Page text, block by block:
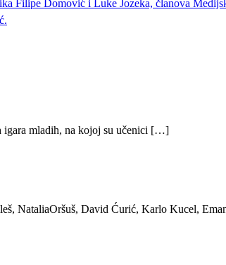
Filipe Domović i Luke Jozeka, članova
igara mladih, na kojoj su učenici […]
NataliaOršuš, David Ćurić, Karlo Kucel,